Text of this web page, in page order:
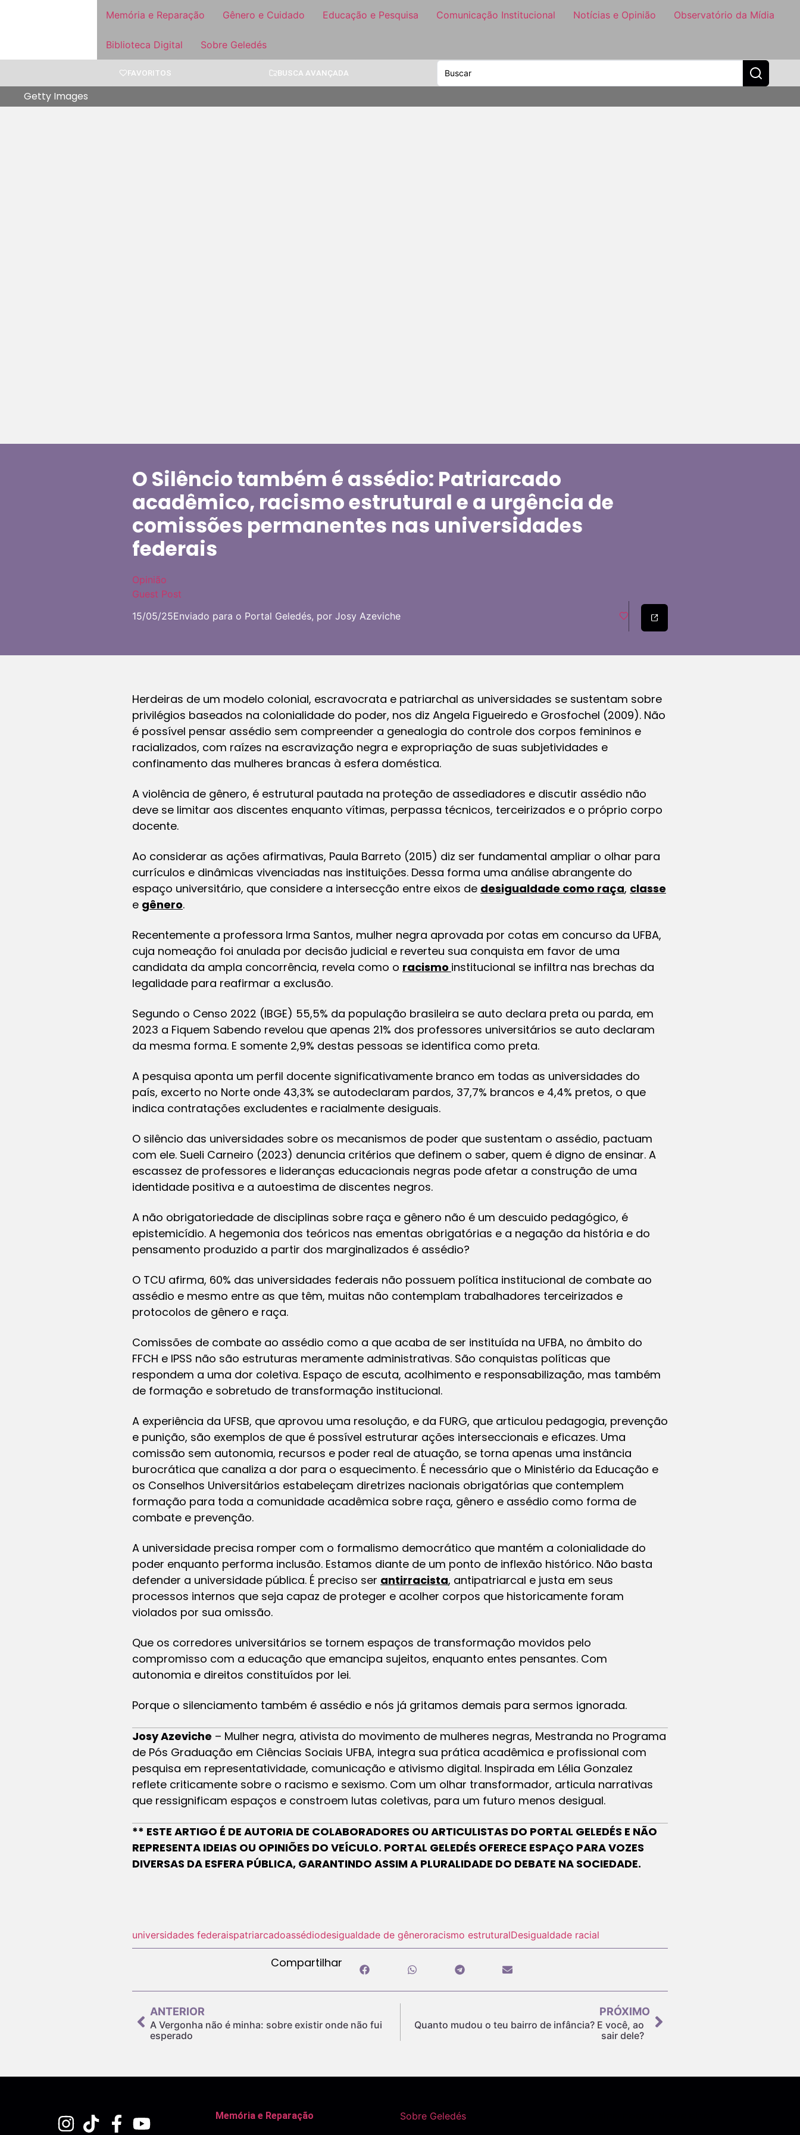
Memória e Reparação Gênero e Cuidado Educação e Pesquisa Comunicação Institucional Notícias e Opinião Observatório da Mídia
Biblioteca Digital Sobre Geledés
FAVORITOS BUSCA AVANÇADA
Getty Images
O Silêncio também é assédio: Patriarcado
acadêmico, racismo estrutural e a urgência de
comissões permanentes nas universidades
federais
Opinião
Guest Post
15/05/25Enviado para o Portal Geledés, por Josy Azeviche
Herdeiras de um modelo colonial, escravocrata e patriarchal as universidades se sustentam sobre
privilégios baseados na colonialidade do poder, nos diz Angela Figueiredo e Grosfochel (2009). Não
é possível pensar assédio sem compreender a genealogia do controle dos corpos femininos e
racializados, com raízes na escravização negra e expropriação de suas subjetividades e
confinamento das mulheres brancas à esfera doméstica.
A violência de gênero, é estrutural pautada na proteção de assediadores e discutir assédio não
deve se limitar aos discentes enquanto vítimas, perpassa técnicos, terceirizados e o próprio corpo
docente.
Ao considerar as ações afirmativas, Paula Barreto (2015) diz ser fundamental ampliar o olhar para
currículos e dinâmicas vivenciadas nas instituições. Dessa forma uma análise abrangente do
espaço universitário, que considere a intersecção entre eixos de desigualdade como raça, classe
e gênero.
Recentemente a professora Irma Santos, mulher negra aprovada por cotas em concurso da UFBA,
cuja nomeação foi anulada por decisão judicial e reverteu sua conquista em favor de uma
candidata da ampla concorrência, revela como o racismo institucional se infiltra nas brechas da
legalidade para reafirmar a exclusão.
Segundo o Censo 2022 (IBGE) 55,5% da população brasileira se auto declara preta ou parda, em
2023 a Fiquem Sabendo revelou que apenas 21% dos professores universitários se auto declaram
da mesma forma. E somente 2,9% destas pessoas se identifica como preta.
A pesquisa aponta um perfil docente significativamente branco em todas as universidades do
país, excerto no Norte onde 43,3% se autodeclaram pardos, 37,7% brancos e 4,4% pretos, o que
indica contratações excludentes e racialmente desiguais.
O silêncio das universidades sobre os mecanismos de poder que sustentam o assédio, pactuam
com ele. Sueli Carneiro (2023) denuncia critérios que definem o saber, quem é digno de ensinar. A
escassez de professores e lideranças educacionais negras pode afetar a construção de uma
identidade positiva e a autoestima de discentes negros.
A não obrigatoriedade de disciplinas sobre raça e gênero não é um descuido pedagógico, é
epistemicídio. A hegemonia dos teóricos nas ementas obrigatórias e a negação da história e do
pensamento produzido a partir dos marginalizados é assédio?
O TCU afirma, 60% das universidades federais não possuem política institucional de combate ao
assédio e mesmo entre as que têm, muitas não contemplam trabalhadores terceirizados e
protocolos de gênero e raça.
Comissões de combate ao assédio como a que acaba de ser instituída na UFBA, no âmbito do
FFCH e IPSS não são estruturas meramente administrativas. São conquistas políticas que
respondem a uma dor coletiva. Espaço de escuta, acolhimento e responsabilização, mas também
de formação e sobretudo de transformação institucional.
A experiência da UFSB, que aprovou uma resolução, e da FURG, que articulou pedagogia, prevenção
e punição, são exemplos de que é possível estruturar ações interseccionais e eficazes. Uma
comissão sem autonomia, recursos e poder real de atuação, se torna apenas uma instância
burocrática que canaliza a dor para o esquecimento. É necessário que o Ministério da Educação e
os Conselhos Universitários estabeleçam diretrizes nacionais obrigatórias que contemplem
formação para toda a comunidade acadêmica sobre raça, gênero e assédio como forma de
combate e prevenção.
A universidade precisa romper com o formalismo democrático que mantém a colonialidade do
poder enquanto performa inclusão. Estamos diante de um ponto de inflexão histórico. Não basta
defender a universidade pública. É preciso ser antirracista, antipatriarcal e justa em seus
processos internos que seja capaz de proteger e acolher corpos que historicamente foram
violados por sua omissão.
Que os corredores universitários se tornem espaços de transformação movidos pelo
compromisso com a educação que emancipa sujeitos, enquanto entes pensantes. Com
autonomia e direitos constituídos por lei.
Porque o silenciamento também é assédio e nós já gritamos demais para sermos ignorada.
Josy Azeviche – Mulher negra, ativista do movimento de mulheres negras, Mestranda no Programa
de Pós Graduação em Ciências Sociais UFBA, integra sua prática acadêmica e profissional com
pesquisa em representatividade, comunicação e ativismo digital. Inspirada em Lélia Gonzalez
reflete criticamente sobre o racismo e sexismo. Com um olhar transformador, articula narrativas
que ressignificam espaços e constroem lutas coletivas, para um futuro menos desigual.
** ESTE ARTIGO É DE AUTORIA DE COLABORADORES OU ARTICULISTAS DO PORTAL GELEDÉS E NÃO
REPRESENTA IDEIAS OU OPINIÕES DO VEÍCULO. PORTAL GELEDÉS OFERECE ESPAÇO PARA VOZES
DIVERSAS DA ESFERA PÚBLICA, GARANTINDO ASSIM A PLURALIDADE DO DEBATE NA SOCIEDADE.
universidades federaispatriarcadoassédiodesigualdade de gêneroracismo estruturalDesigualdade racial
Compartilhar
ANTERIOR
A Vergonha não é minha: sobre existir onde não fui
esperado
PRÓXIMO
Quanto mudou o teu bairro de infância? E você, ao
sair dele?
Memória e Reparação Sobre Geledés